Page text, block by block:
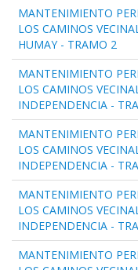
MANTENIMIENTO
LOS CAMINOS
HUMAY - TRAMO 2
MANTENIMIENTO
LOS CAMINOS
INDEPENDENCIA -
MANTENIMIENTO
LOS CAMINOS
INDEPENDENCIA -
MANTENIMIENTO
LOS CAMINOS
INDEPENDENCIA -
MANTENIMIENTO